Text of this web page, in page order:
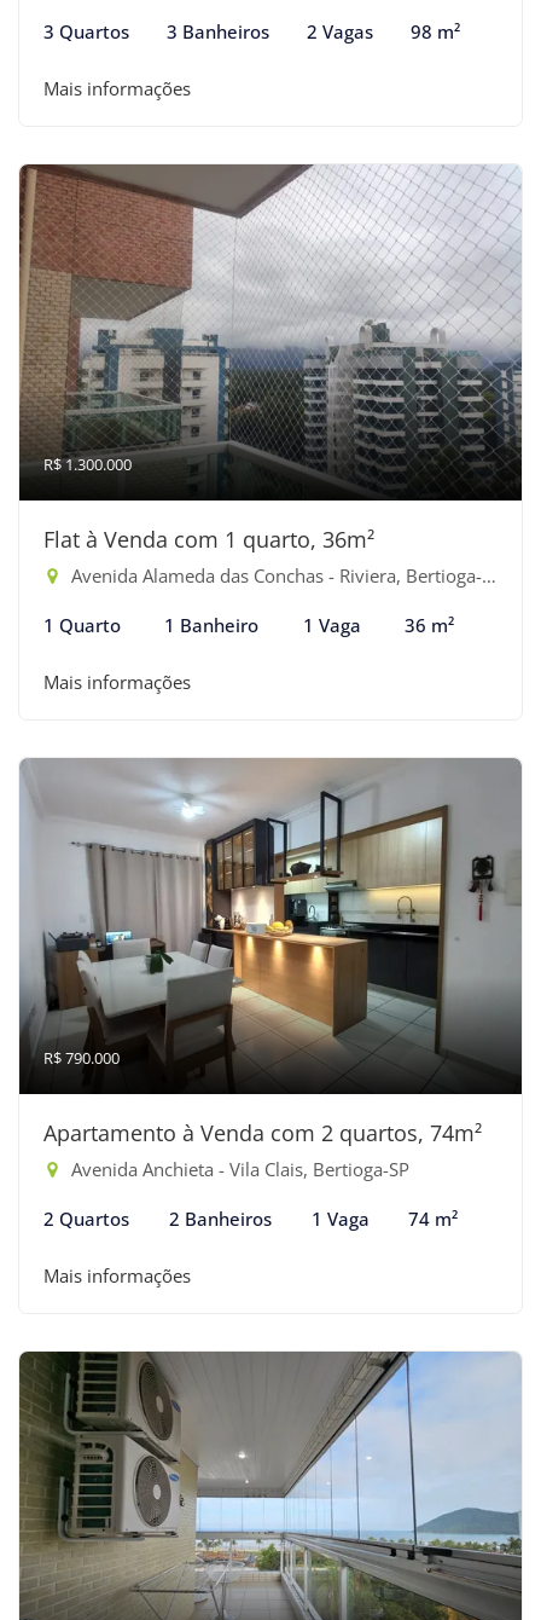
3 Quartos 3 Banheiros 2 Vagas 98 m²
Mais informações
R$ 1.300.000
Flat à Venda com 1 quarto, 36m²
Avenida Alameda das Conchas - Riviera, Bertioga-SP
1 Quarto 1 Banheiro 1 Vaga 36 m²
Mais informações
R$ 790.000
Apartamento à Venda com 2 quartos, 74m²
Avenida Anchieta - Vila Clais, Bertioga-SP
2 Quartos 2 Banheiros 1 Vaga 74 m²
Mais informações